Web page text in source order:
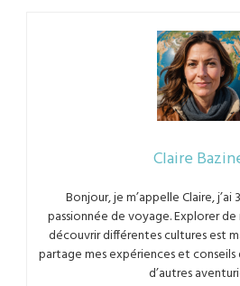
Claire
Bonjour, je m’appelle Claire, j’ai
passionnée de voyage. Explorer
découvrir différentes cultures est
partage mes expériences et
d’autres